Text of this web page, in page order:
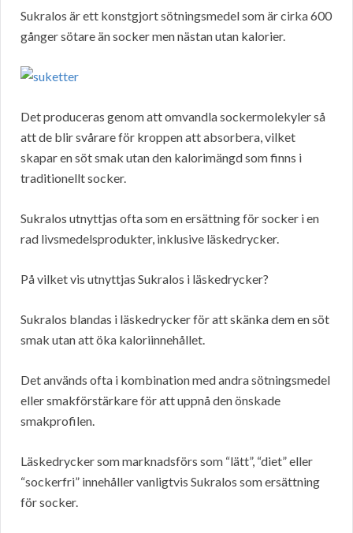
Sukralos är ett konstgjort sötningsmedel som är cirka 600
gånger sötare än socker men nästan utan kalorier.
Det produceras genom att omvandla sockermolekyler så
att de blir svårare för kroppen att absorbera, vilket
skapar en söt smak utan den kalorimängd som finns i
traditionellt socker.
Sukralos utnyttjas ofta som en ersättning för socker i en
rad livsmedelsprodukter, inklusive läskedrycker.
På vilket vis utnyttjas Sukralos i läskedrycker?
Sukralos blandas i läskedrycker för att skänka dem en söt
smak utan att öka kaloriinnehållet.
Det används ofta i kombination med andra sötningsmedel
eller smakförstärkare för att uppnå den önskade
smakprofilen.
Läskedrycker som marknadsförs som “lätt”, “diet” eller
“sockerfri” innehåller vanligtvis Sukralos som ersättning
för socker.